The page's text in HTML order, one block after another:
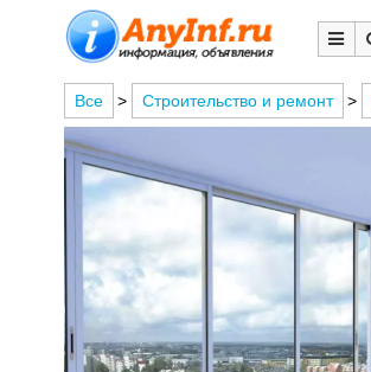
Все > Строительство и ремонт >